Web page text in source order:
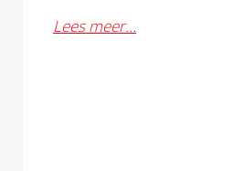
Lees meer…